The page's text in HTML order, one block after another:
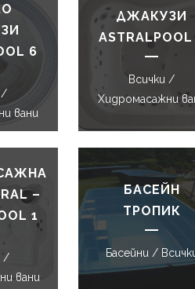
6
/
вани
ДЖАКУЗИ
ASTRALPOOL
Всички /
Хидромасажни
–
1
/
вани
БАСЕЙН
ТРОПИК
Басейни /